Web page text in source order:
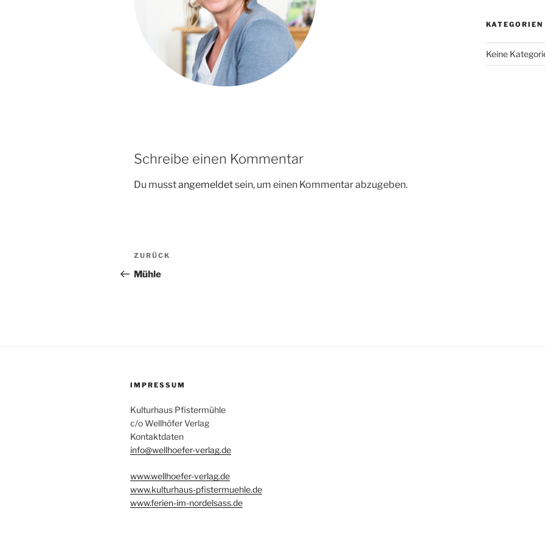
Schreibe einen Kommentar
Du musstangemeldetsein, um einen Kommentar abzugeben.
Beitragsnavigation
Vorheriger
Beitrag
ZURÜCK
Mühle
KATEGORIEN
Keine
IMPRESSUM
Kulturhaus Pfistermühle
c/o Wellhöfer Verlag
Kontaktdaten
info@wellhoefer-verlag.de
www.wellhoefer-verlag.de
www.kulturhaus-pfistermuehle.de
www.ferien-im-nordelsass.de